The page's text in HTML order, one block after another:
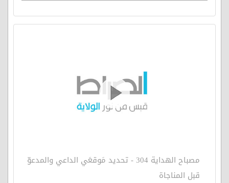
مصباح الهداية 304 - تحديد مَوقعَي الداعي والمدعوّ
قبل المناجاة